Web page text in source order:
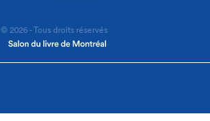
© 2026 - Tous droits réservés